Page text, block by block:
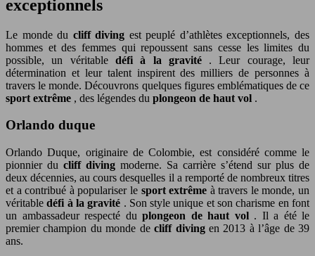
exceptionnels
Le monde du cliff diving est peuplé d’athlètes exceptionnels, des
hommes et des femmes qui repoussent sans cesse les limites du
possible, un véritable défi à la gravité . Leur courage, leur
détermination et leur talent inspirent des milliers de personnes à
travers le monde. Découvrons quelques figures emblématiques de ce
sport extrême , des légendes du plongeon de haut vol .
Orlando duque
Orlando Duque, originaire de Colombie, est considéré comme le
pionnier du cliff diving moderne. Sa carrière s’étend sur plus de
deux décennies, au cours desquelles il a remporté de nombreux titres
et a contribué à populariser le sport extrême à travers le monde, un
véritabledéfi à la gravité . Son style unique et son charisme en font
un ambassadeur respecté du plongeon de haut vol . Il a été le
premier champion du monde decliff diving en 2013 à l’âge de 39
ans.